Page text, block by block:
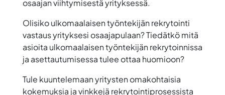
osaajan viihtymisestä yrityksessä.
Olisiko ulkomaalaisen työntekijän rekrytointi
vastaus yrityksesi osaajapulaan? Tiedätkö mitä
asioita ulkomaalaisen työntekijän rekrytoinnissa
ja asettautumisessa tulee ottaa huomioon?
Tule kuuntelemaan yritysten omakohtaisia
kokemuksia ja vinkkejä rekrytointiprosessista